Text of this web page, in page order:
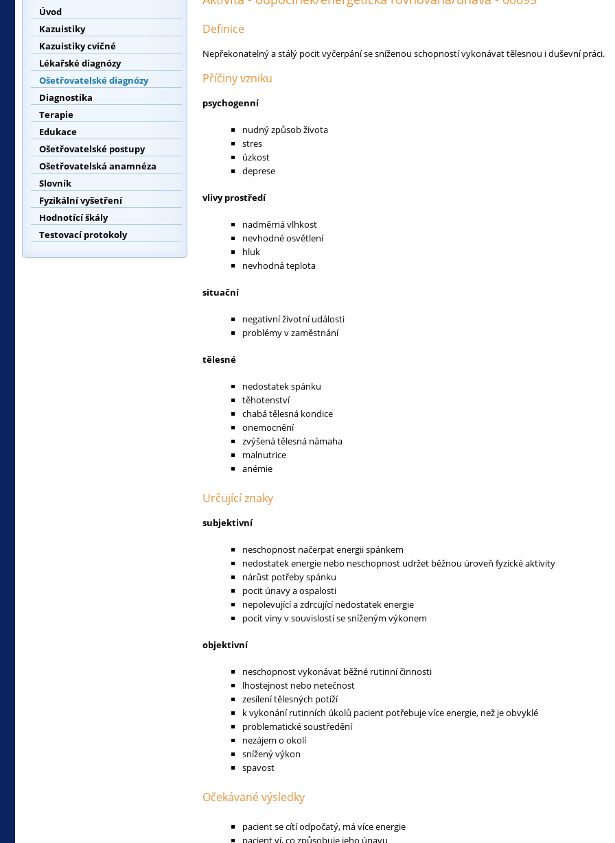
Úvod
Kazuistiky
Kazuistiky cvičné
Lékařské diagnózy
Ošetřovatelské diagnózy
Diagnostika
Terapie
Edukace
Ošetřovatelské postupy
Ošetřovatelská anamnéza
Slovník
Fyzikální vyšetření
Hodnotící škály
Testovací protokoly
Definice
Nepřekonatelný a stálý pocit vyčerpání se sníženou schopností vykonávat tělesnou i duševní práci.
Příčiny vzniku
psychogenní
nudný způsob života
stres
úzkost
deprese
vlivy prostředí
nadměrná vlhkost
nevhodné osvětlení
hluk
nevhodná teplota
situační
negativní životní události
problémy v zaměstnání
tělesné
nedostatek spánku
těhotenství
chabá tělesná kondice
onemocnění
zvýšená tělesná námaha
malnutrice
anémie
Určující znaky
subjektivní
neschopnost načerpat energii spánkem
nedostatek energie nebo neschopnost udržet běžnou úroveň fyzické aktivity
nárůst potřeby spánku
pocit únavy a ospalosti
nepolevující a zdrcující nedostatek energie
pocit viny v souvislosti se sníženým výkonem
objektivní
neschopnost vykonávat běžné rutinní činnosti
lhostejnost nebo netečnost
zesílení tělesných potíží
k vykonání rutinních úkolů pacient potřebuje více energie, než je obvyklé
problematické soustředění
nezájem o okolí
snížený výkon
spavost
Očekávané výsledky
pacient se cítí odpočatý, má více energie
pacient ví, co způsobuje jeho únavu